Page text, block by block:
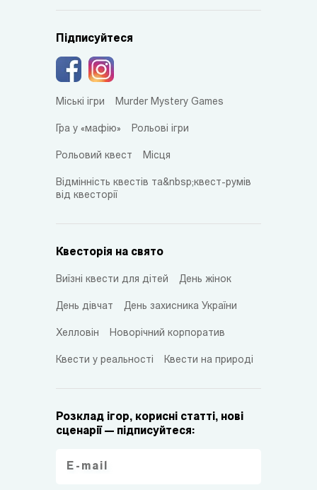
Підписуйтеся
Міські ігри Murder Mystery Games
Гра у «мафію» Рольові ігри
Рольовий квест Місця
Відмінність квестів та&nbsp;квест-румів
від квесторії
Квесторія на свято
Виїзні квести для дітей День жінок
День дівчат День захисника України
Хелловін Новорічний корпоратив
Квести у реальності Квести на природі
Розклад ігор, корисні статті, нові
сценарії — підписуйтеся: